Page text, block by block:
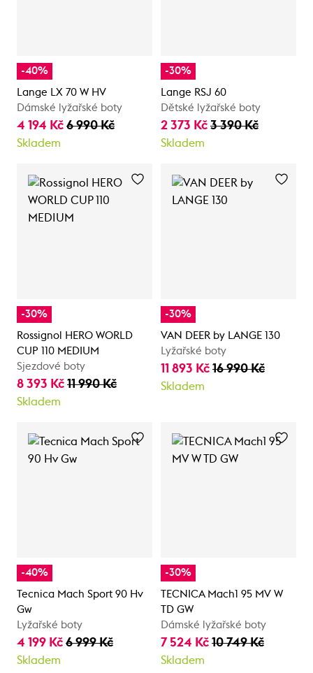
-40%
Lange LX 70 W HV
Dámské lyžařské boty
4 194 Kč 6 990 Kč
Skladem
-30%
Lange RSJ 60
Dětské lyžařské boty
2 373 Kč 3 390 Kč
Skladem
-30%
Rossignol HERO WORLD
CUP 110 MEDIUM
Sjezdové boty
8 393 Kč 11 990 Kč
Skladem
-30%
VAN DEER by LANGE 130
Lyžařské boty
11 893 Kč 16 990 Kč
Skladem
-40%
Tecnica Mach Sport 90 Hv
Gw
Lyžařské boty
4 199 Kč 6 999 Kč
Skladem
-30%
TECNICA Mach1 95 MV W
TD GW
Dámské lyžařské boty
7 524 Kč 10 749 Kč
Skladem